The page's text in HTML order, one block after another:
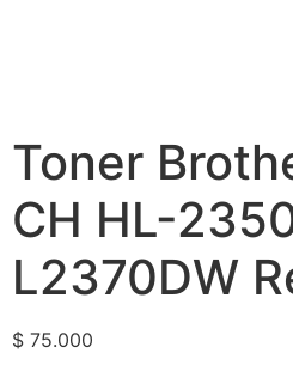
Toner
CH HL-
L2370DW
$ 75.000